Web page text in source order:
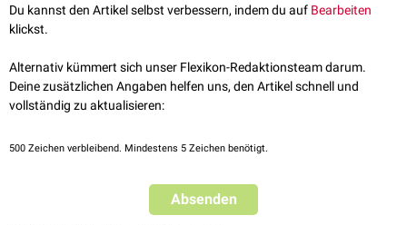
Diffusion: Der Stoff durchdringt die Membran durch Porenbzw.
molekulare Zwischenräume.
entlassen.
Die Durchlässigkeit der Membran für einen Stoff wird alsPermeabilität
bezeichnet. Ist sie nur für bestimmte Stoffe durchlässig - wie bei der
Du kannst den Artikel selbst verbessern, indem du auf Bearbeiten
klickst.
Alternativ kümmert sich unser Flexikon-Redaktionsteam darum.
Deine zusätzlichen Angaben helfen uns, den Artikel schnell und
vollständig zu aktualisieren:
500 Zeichen verbleibend. Mindestens 5 Zeichen benötigt.
Absenden